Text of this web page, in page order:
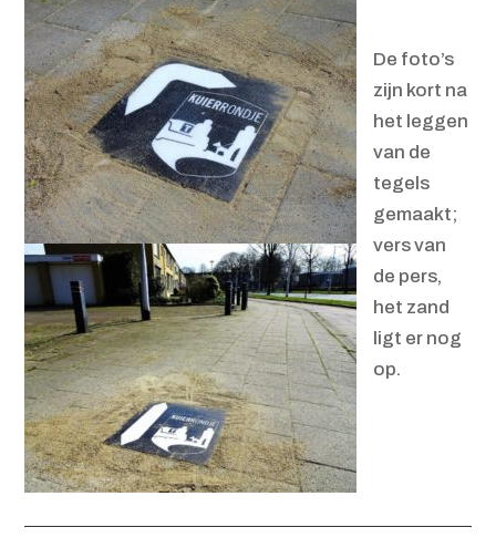
De foto’s
zijn kort na
het leggen
van de
tegels
gemaakt;
vers van
de pers,
het zand
ligt er nog
op.